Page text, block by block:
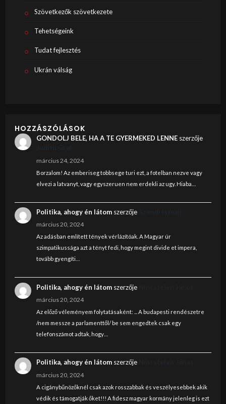
Szövetkezők szövetkezete
Tehetségeink
Tudat fejlesztés
Ukrán válság
HOZZÁSZÓLÁSOK
GONDOLJ BELE, HA A TE GYERMEKED LENNEszerzője
március 24, 2024
Borzalom! Az emberiseg tobbsege turi ezt, a fotelban nezve vagy
elvezi a latvanyt, vagy egyszeruen nem erdekli az ugy. Hiaba…
Politika, ahogy én látomszerzője
március 20, 2024
Az adásban említett tények vérlázítóak. A Magyar úr
szimpatikussága azt a tényt fedi, hogy megint divide et impera,
tovább gyengíti…
Politika, ahogy én látomszerzője
március 20, 2024
Az előző véleményem folytatásaként: ... A budapesti rendészetre
/nem messze a parlamenttől/ be sem engedtek csak egy
telefonszámot adtak, hogy…
Politika, ahogy én látomszerzője
március 20, 2024
A cigánybűnözőknél csak azok rosszabbak és veszélyesebbek akik
védik és támogatják őket!!! A fidesz magyar kormány jelenleg is ezt